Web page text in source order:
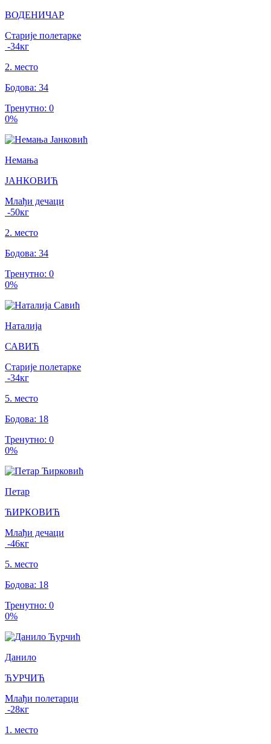
ВОДЕНИЧАР
Старије полетарке
-34кг
2. место
Бодова: 34
Тренутно: 0
0%
Немања
ЈАНКОВИЋ
Млађи дечаци
-50кг
2. место
Бодова: 34
Тренутно: 0
0%
Наталија
САВИЋ
Старије полетарке
-34кг
5. место
Бодова: 18
Тренутно: 0
0%
Петар
ЋИРКОВИЋ
Млађи дечаци
-46кг
5. место
Бодова: 18
Тренутно: 0
0%
Данило
ЋУРЧИЋ
Млађи полетарци
-28кг
1 . место